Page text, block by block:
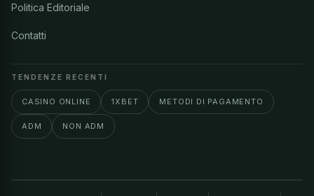
Politica Editoriale
Contatti
TENDENZE RECENTI
CASINO ONLINE 1XBET METODI DI PAGAMENTO
ADM NON ADM